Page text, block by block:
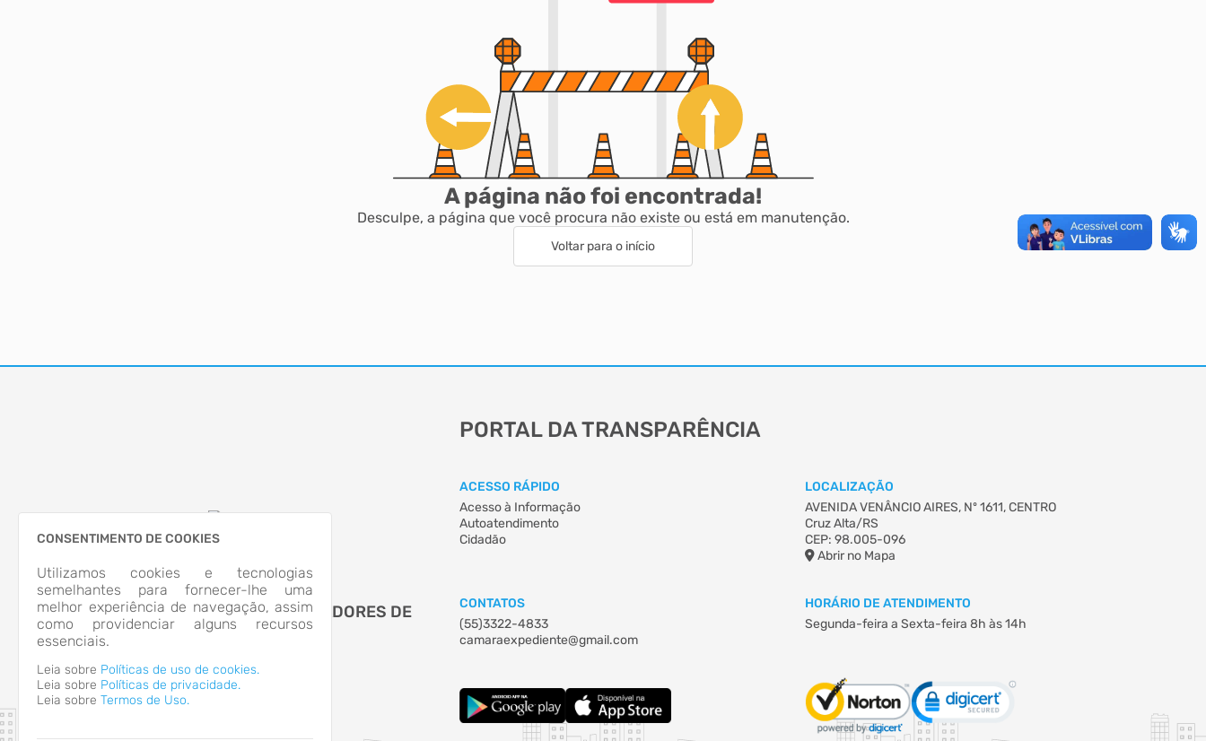
A página não foi encontrada!
Desculpe, a página que você procura não existe ou está em manutenção.
Voltar para o início
CONSENTIMENTO DE COOKIES
Utilizamos cookies e tecnologias
semelhantes para fornecer-lhe uma
melhor experiência de navegação, assim
como providenciar alguns recursos
essenciais.
Leia sobre Políticas de uso de cookies.
Leia sobre Políticas de privacidade.
Leia sobre Termos de Uso.
CAMARA MUNICIPAL DE VEREADORES DE
CRUZ ALTA/RS
PORTAL DA TRANSPARÊNCIA
ACESSO RÁPIDO
Acesso à Informação
Autoatendimento
Cidadão
LOCALIZAÇÃO
AVENIDA VENÂNCIO AIRES, Nº 1611, CENTRO
Cruz Alta/RS
CEP: 98.005-096
Abrir no Mapa
CONTATOS
(55)3322-4833
camaraexpediente@gmail.com
HORÁRIO DE ATENDIMENTO
Segunda-feira a Sexta-feira 8h às 14h